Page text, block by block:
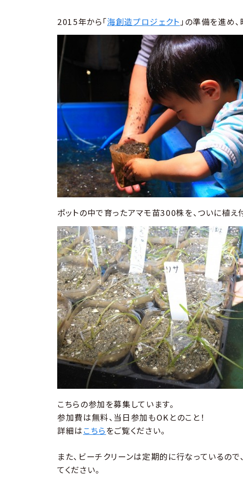
2015年から「海創造プロジェクト」の準備を進め
ポットの中で育ったアマモ苗300株を、ついに植え
こちらの参加を募集しています。
参加費は無料、当日参加もOKとのこと！
詳細はこちらをご覧ください。
また、ビーチクリーンは定期的に行なっているの
てください。